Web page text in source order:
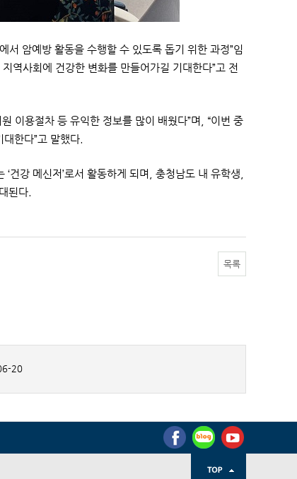
서 암예방 활동을 수행할 수 있도록 돕기 위한 과정”임
역사회에 건강한 변화를 만들어가길 기대한다”고 전
이용절차 등 유익한 정보를 많이 배웠다”며, “이번 중
한다”고 말했다.
강 메신저’로서 활동하게 되며, 충청남도 내 유학생,
된다.
목록
20